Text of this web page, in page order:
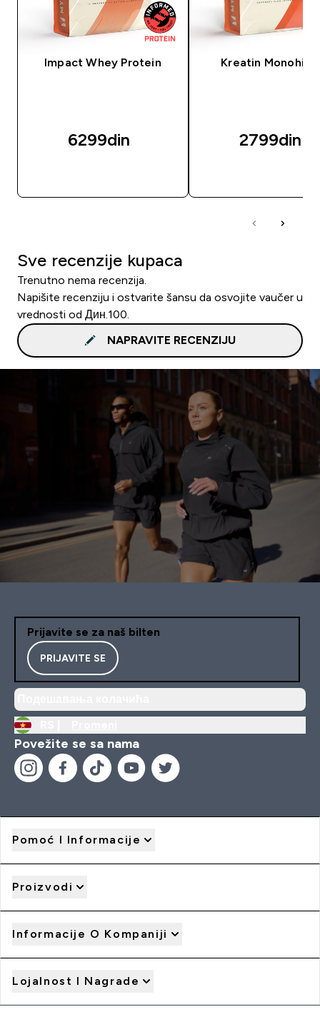
Impact Whey Protein
6299din‎
Kreatin
2799din‎
Sve recenzije kupaca
Trenutno nema recenzija.
Napišite recenziju i ostvarite šansu da osvojite vaučer u
vrednosti od Дин.100.
NAPRAVITE RECENZIJU
Prijavite se za naš bilten
PRIJAVITE SE
Povežite se sa nama
Pomoć I Informacije
Proizvodi
Informacije O Kompaniji
Lojalnost I Nagrade